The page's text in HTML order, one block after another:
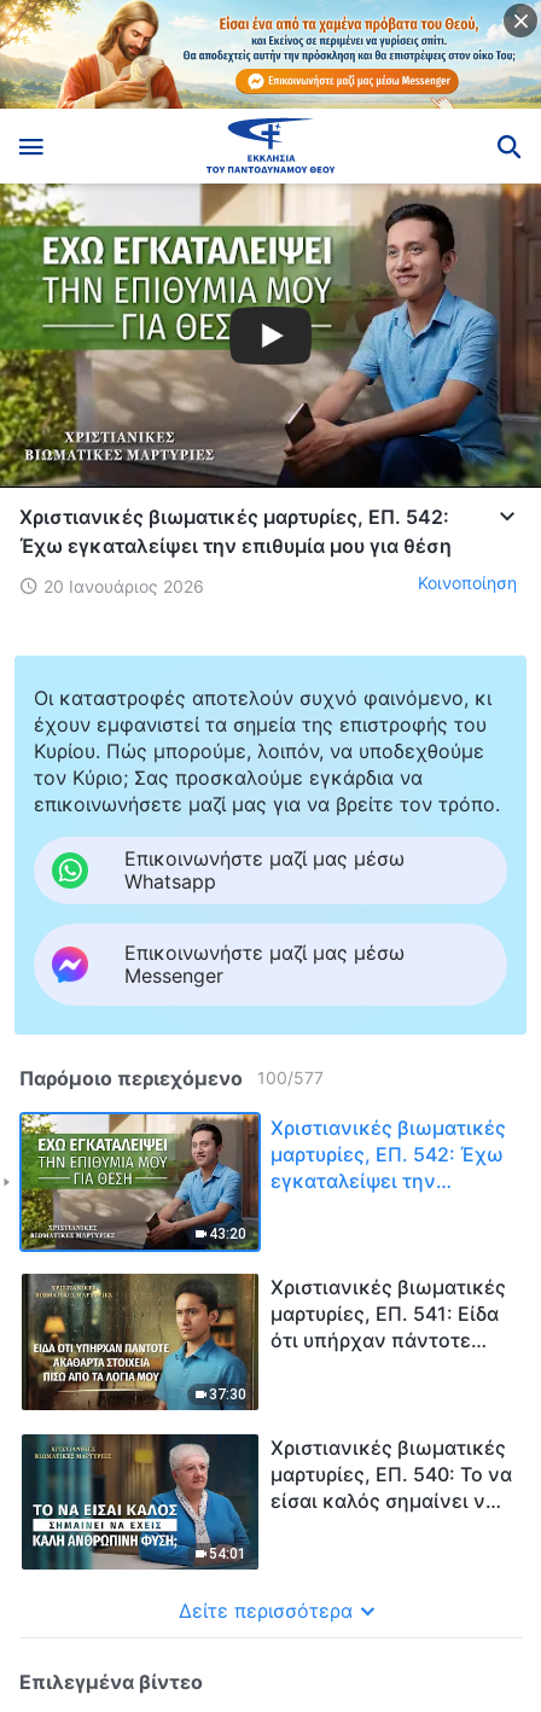
Χριστιανικές βιωματικές μαρτυρίες, ΕΠ. 542:
Έχω εγκαταλείψει την επιθυμία μου για θέση
20 Ιανουάριος 2026 Κοινοποίηση
Οι καταστροφές αποτελούν συχνό φαινόμενο, κι
έχουν εμφανιστεί τα σημεία της επιστροφής του
Κυρίου. Πώς μπορούμε, λοιπόν, να υποδεχθούμε
τον Κύριο; Σας προσκαλούμε εγκάρδια να
επικοινωνήσετε μαζί μας για να βρείτε τον τρόπο.
Επικοινωνήστε μαζί μας μέσω
Whatsapp
Επικοινωνήστε μαζί μας μέσω
Messenger
Παρόμοιο περιεχόμενο 100/577
43:20
Χριστιανικές βιωματικές
μαρτυρίες, ΕΠ. 542: Έχω
εγκαταλείψει την
37:30
Χριστιανικές βιωματικές
μαρτυρίες, ΕΠ. 541: Είδα
ότι υπήρχαν πάντοτε
54:01
Χριστιανικές βιωματικές
μαρτυρίες, ΕΠ. 540: Το να
είσαι καλός σημαίνει να
Δείτε περισσότερα
Επιλεγμένα βίντεο